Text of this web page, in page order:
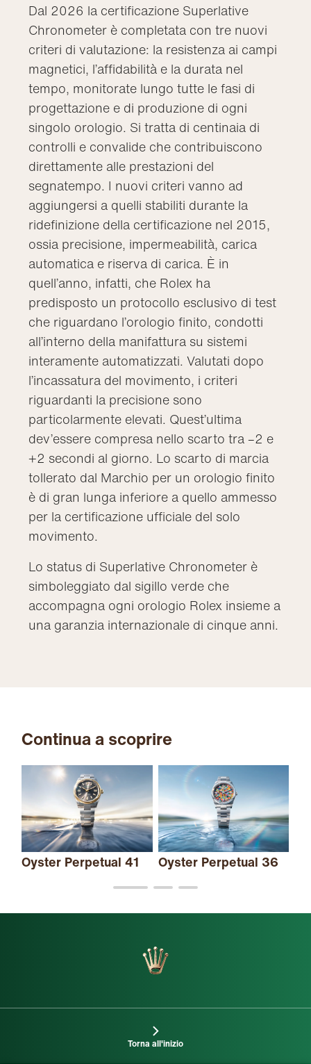
Dal 2026 la certificazione Superlative
Chronometer è completata con tre nuovi
criteri di valutazione: la resistenza ai campi
magnetici, l’affidabilità e la durata nel
tempo, monitorate lungo tutte le fasi di
progettazione e di produzione di ogni
singolo orologio. Si tratta di centinaia di
controlli e convalide che contribuiscono
direttamente alle prestazioni del
segnatempo. I nuovi criteri vanno ad
aggiungersi a quelli stabiliti durante la
ridefinizione della certificazione nel 2015,
ossia precisione, impermeabilità, carica
automatica e riserva di carica. È in
quell’anno, infatti, che Rolex ha
predisposto un protocollo esclusivo di test
che riguardano l’orologio finito, condotti
all’interno della manifattura su sistemi
interamente automatizzati. Valutati dopo
l’incassatura del movimento, i criteri
riguardanti la precisione sono
particolarmente elevati. Quest’ultima
dev’essere compresa nello scarto tra –2 e
+2 secondi al giorno. Lo scarto di marcia
tollerato dal Marchio per un orologio finito
è di gran lunga inferiore a quello ammesso
per la certificazione ufficiale del solo
movimento.
Lo status di Superlative Chronometer è
simboleggiato dal sigillo verde che
accompagna ogni orologio Rolex insieme a
una garanzia internazionale di cinque anni.
Continua a scoprire
Oyster Perpetual 41 Oyster Perpetual 36
Torna all'inizio